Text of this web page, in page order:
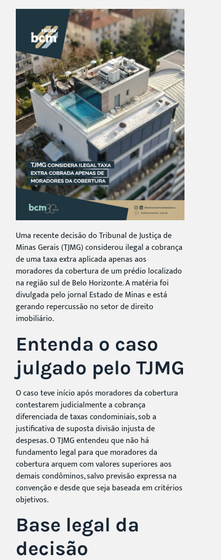
Uma recente decisão do Tribunal de Justiça de
Minas Gerais (TJMG) considerou ilegal a cobrança
de uma taxa extra aplicada apenas aos
moradores da cobertura de um prédio localizado
na região sul de Belo Horizonte. A matéria foi
divulgada pelo jornal Estado de Minas e está
gerando repercussão no setor de direito
imobiliário.
Entenda o caso
julgado pelo TJMG
O caso teve início após moradores da cobertura
contestarem judicialmente a cobrança
diferenciada de taxas condominiais, sob a
justificativa de suposta divisão injusta de
despesas. O TJMG entendeu que não há
fundamento legal para que moradores da
cobertura arquem com valores superiores aos
demais condôminos, salvo previsão expressa na
convenção e desde que seja baseada em critérios
objetivos.
Base legal da
decisão